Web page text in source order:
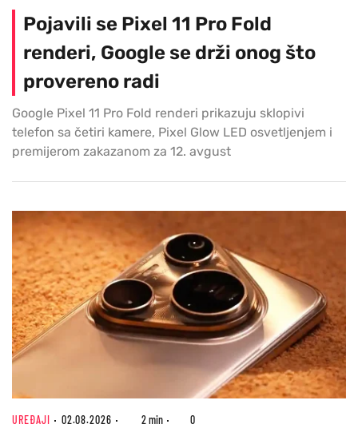
Pojavili se Pixel 11 Pro Fold
renderi, Google se drži onog što
provereno radi
Google Pixel 11 Pro Fold renderi prikazuju sklopivi
telefon sa četiri kamere, Pixel Glow LED osvetljenjem i
premijerom zakazanom za 12. avgust
UREĐAJI 02.08.2026 2 min 0